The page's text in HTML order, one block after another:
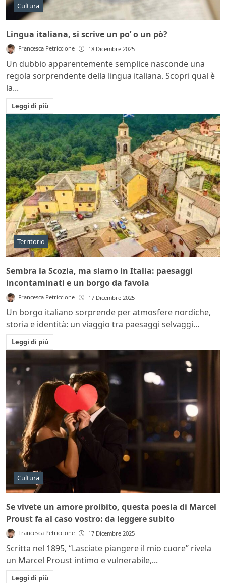
Cultura
Lingua italiana, si scrive un po’ o un pò?
Francesca Petriccione 18 Dicembre 2025
Un dubbio apparentemente semplice nasconde una
regola sorprendente della lingua italiana. Scopri qual è
la...
Leggi di più
Territorio
Sembra la Scozia, ma siamo in Italia: paesaggi
incontaminati e un borgo da favola
Francesca Petriccione 17 Dicembre 2025
Un borgo italiano sorprende per atmosfere nordiche,
storia e identità: un viaggio tra paesaggi selvaggi...
Leggi di più
Cultura
Se vivete un amore proibito, questa poesia di Marcel
Proust fa al caso vostro: da leggere subito
Francesca Petriccione 17 Dicembre 2025
Scritta nel 1895, “Lasciate piangere il mio cuore” rivela
un Marcel Proust intimo e vulnerabile,...
Leggi di più